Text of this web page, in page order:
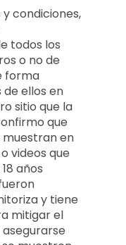
condiciones,
todos los
o no de
forma
de ellos en
sitio que la
que
muestran en
videos que
años
y tiene
mitigar el